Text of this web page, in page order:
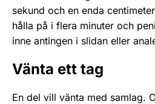
sekund och en enda
hålla på i flera minuter och
inne antingen i sli­dan eller
Vänta ett tag
En del vill vänta med samlag.